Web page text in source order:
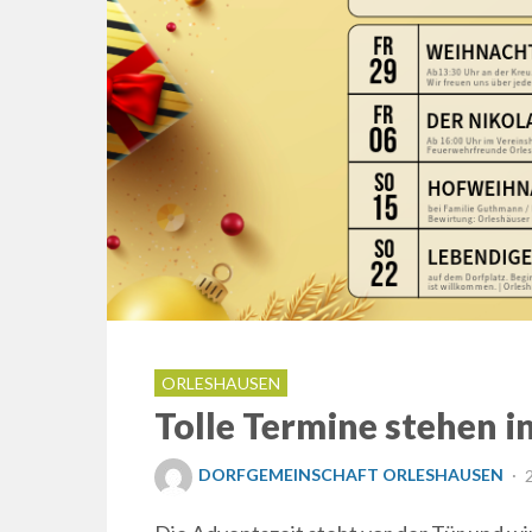
ORLESHAUSEN
Tolle Termine stehen
DORFGEMEINSCHAFT ORLESHAUSEN